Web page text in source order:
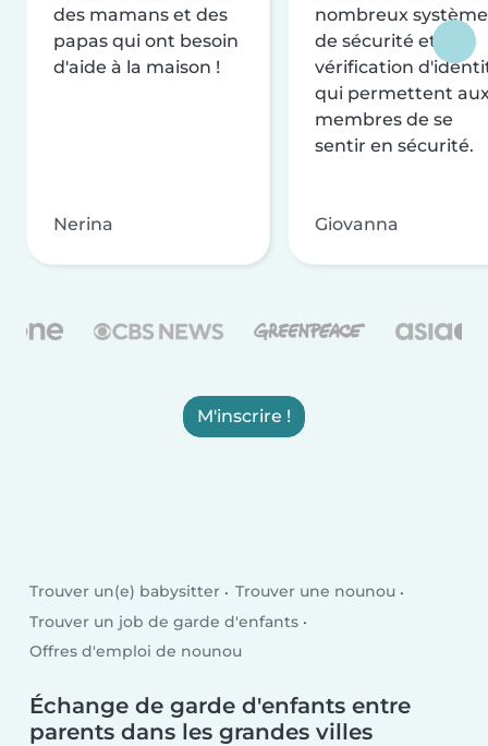
des mamans et des
papas qui ont besoin
d'aide à la maison !
Nerina
nombreux
de sécurité et de
vérification
qui permettent
membres de se
sentir en sécurité.
Giovanna
M'inscrire !
Trouver un(e) babysitter
Trouver une nounou
Trouver un job de garde d'enfants
Offres d'emploi de nounou
Échange de garde d'enfants entre
parents dans les grandes villes